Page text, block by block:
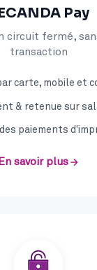
Pay
circuit fermé,
transaction
carte, mobile et
& retenue sur
paiements
En savoir plus